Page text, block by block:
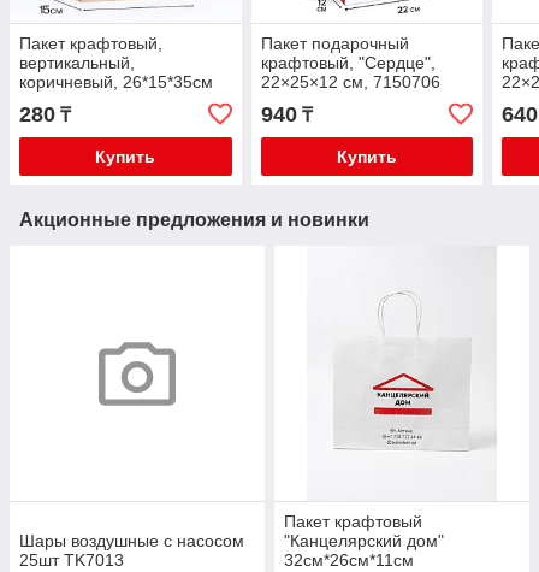
Пакет крафтовый,
вертикальный,
коричневый, 26*15*35см
280 ₸
Купить
Пакет подарочный
крафтовый, "Сердце",
22×25×12 см, 7150706
940₸
Купить
640
Акционные предложения и новинки
Шары воздушные с насосом
25шт TK7013
Пакет крафтовый
"Канцелярский дом"
32см*26см*11см